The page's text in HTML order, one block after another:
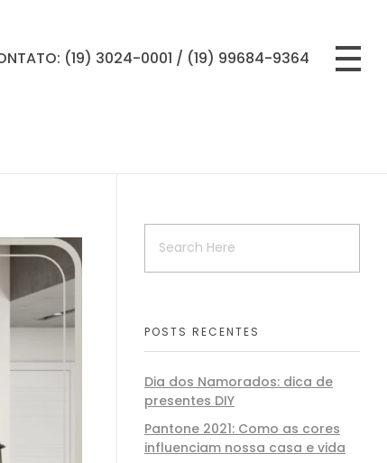
(19) 3024-0001 / (19) 99684-9364
POSTS RECENTES
Dia dos Namorados: dica de
presentes DIY
Pantone 2021: Como as cores
influenciam nossa casa e vida